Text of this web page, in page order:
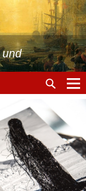
und